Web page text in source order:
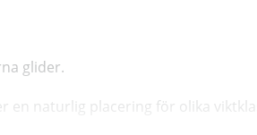
glider.
en naturlig placering för olika